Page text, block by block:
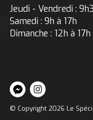
Jeudi - Vendredi :
Samedi : 9h à 17h
Dimanche : 12h à 17h
© Copyright 2026 Le